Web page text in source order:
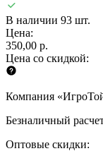
В наличии 93 шт.
Цена:
350,00 р.
Цена со скидкой:
Компания
Безналичный
Оптовые скидки: